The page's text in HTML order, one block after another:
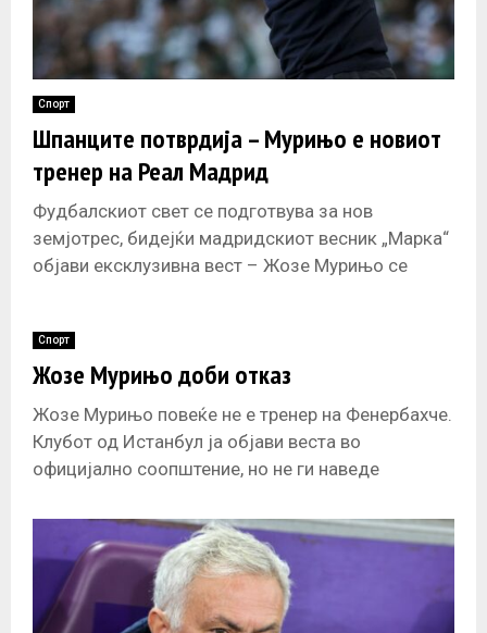
Спорт
Шпанците потврдија – Мурињо е новиот
тренер на Реал Мадрид
Фудбалскиот свет се подготвува за нов
земјотрес, бидејќи мадридскиот весник „Марка“
објави ексклузивна вест – Жозе Мурињо се
Спорт
Жозе Мурињо доби отказ
Жозе Мурињо повеќе не е тренер на Фенербахче.
Клубот од Истанбул ја објави веста во
официјално соопштение, но не ги наведе